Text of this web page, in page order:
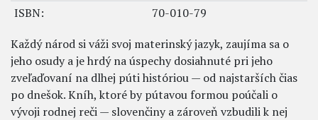
ISBN:
70-010-79
Každý národ si váži svoj materinský jazyk, zaujíma sa o
jeho osudy a je hrdý na úspechy dosiahnuté pri jeho
zveľaďovaní na dlhej púti históriou — od najstarších čias
po dnešok. Kníh, ktoré by pútavou formou poúčali o
vývoji rodnej reči — slovenčiny a zároveň vzbudili k nej